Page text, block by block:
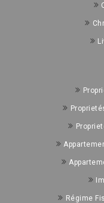
Régime